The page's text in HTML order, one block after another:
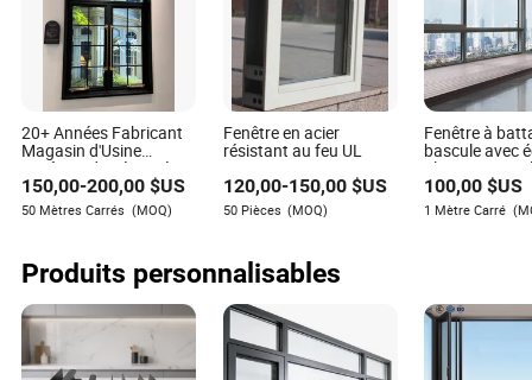
Gabriella Diaz
Auteur
expérimentée spécialisée dans l'industrie des
matériaux de construction. Avec un accent particulier
sur l'évaluation du potentiel d'établissement de
partenariats à long terme avec les fournisseurs pour
répondre aux besoins futurs des projets et aux besoins
continus, Gabriella apporte une compréhension
20+ Années Fabricant
Magasin d'Usine
Fenêtres de Sécurité en
Acier à Battant en
Aluminium Alliage
Fenêtre Ronde avec
150,00-200,00 $US
50 Mètres Carrés (MOQ)
Fenêtre en acier
résistant au feu UL
120,00-150,00$US
50 Pièces (MOQ)
Fenêtre à
bascule avec
aluminium,
thermique
100,00 $US
1 Mètre Carré
Produits personnalisables